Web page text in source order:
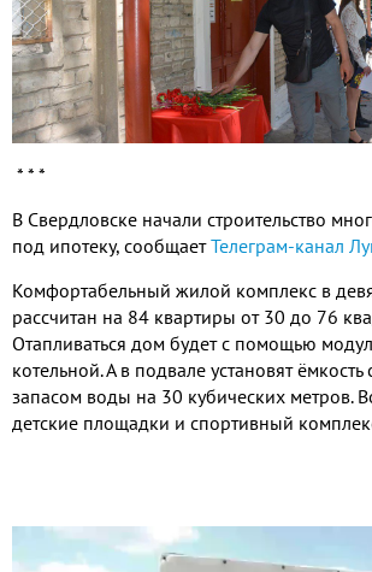
* * *
В Свердловске начали строительство
под ипотеку, сообщаетТелеграм-канал
Комфортабельный жилой комплекс в
рассчитан на 84 квартиры от 30 до 76
Отапливаться дом будет с помощью
котельной. А в подвале установят
запасом воды на 30 кубических метров.
детские площадки и спортивный